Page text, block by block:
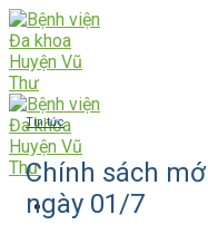
Skip
to
content
Tin tức
Chính sách
ngày 01/7